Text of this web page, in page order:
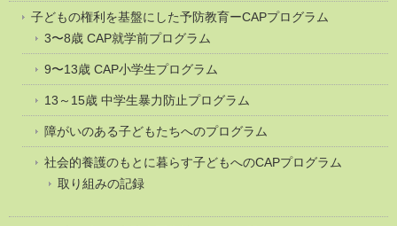
子どもの権利を基盤にした予防教育ーCAPプログラム
3〜8歳 CAP就学前プログラム
9〜13歳 CAP小学生プログラム
13～15歳 中学生暴力防止プログラム
障がいのある子どもたちへのプログラム
社会的養護のもとに暮らす子どもへのCAPプログラム
取り組みの記録